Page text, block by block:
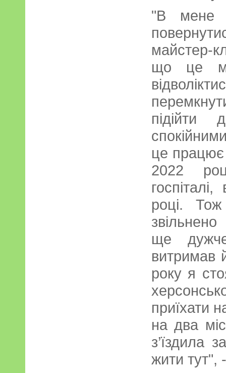
"В мене
майстер-
що це
підійти
це працює
2022
році.
ще
витримав
року я
приїхати
на два
з’їздила
жити тут",